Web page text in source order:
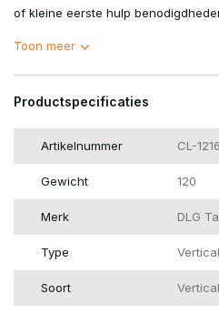
of kleine eerste hulp
Toon meer
Productspecificaties
Artikelnummer CL-
Gewicht 120
Merk DLG
Type
Soort